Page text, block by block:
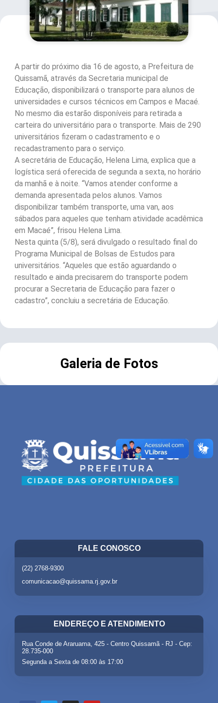
A partir do próximo dia 16 de agosto, a Prefeitura de
Quissamã, através da Secretaria municipal de
Educação, disponibilizará o transporte para alunos de
universidades e cursos técnicos em Campos e Macaé.
No mesmo dia estarão disponíveis para retirada a
carteira do universitário para o transporte. Mais de 290
universitários fizeram o cadastramento e o
recadastramento para o serviço.
A secretária de Educação, Helena Lima, explica que a
logística será oferecida de segunda a sexta, no horário
da manhã e à noite. “Vamos atender conforme a
demanda apresentada pelos alunos. Vamos
disponibilizar também transporte, uma van, aos
sábados para aqueles que tenham atividade acadêmica
em Macaé”, frisou Helena Lima.
Nesta quinta (5/8), será divulgado o resultado final do
Programa Municipal de Bolsas de Estudos para
universitários. “Aqueles que estão aguardando o
resultado e ainda precisarem do transporte podem
procurar a Secretaria de Educação para fazer o
cadastro”, concluiu a secretária de Educação.
Galeria de Fotos
FALE CONOSCO
(22) 2768-9300
comunicacao@quissama.rj.gov.br
ENDEREÇO E ATENDIMENTO
Rua Conde de Araruama, 425 - Centro Quissamã - RJ - Cep:
28.735-000
Segunda a Sexta de 08:00 às 17:00